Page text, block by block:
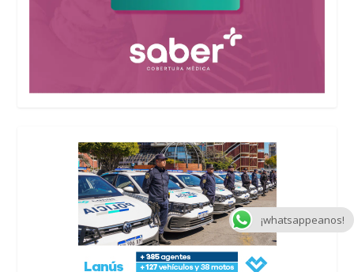
¡whatsappeanos!